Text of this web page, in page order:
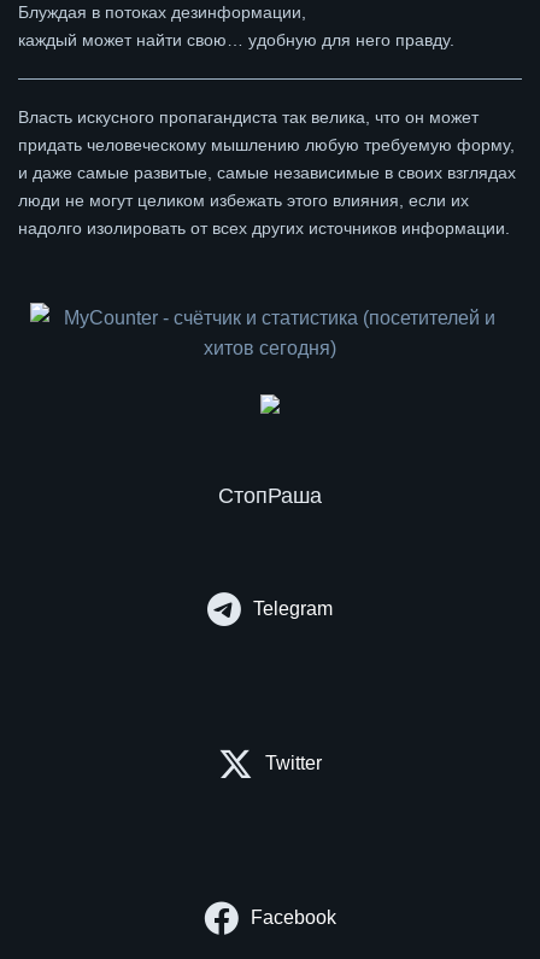
Блуждая в потоках дезинформации,
каждый может найти свою… удобную для него правду.
Власть искусного пропагандиста так велика, что он может
придать человеческому мышлению любую требуемую форму,
и даже самые развитые, самые независимые в своих взглядах
люди не могут целиком избежать этого влияния, если их
надолго изолировать от всех других источников информации.
СтопРаша
Telegram
Twitter
Facebook